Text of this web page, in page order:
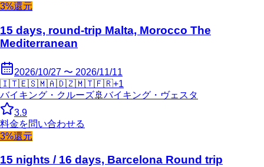
3%還元
15 days, round-trip Malta, Morocco The
Mediterranean
2026/10/27 〜 2026/11/11
🇮🇹🇪🇸🇲🇦🇩🇿🇲🇹🇫🇷+1
バイキング・クルーズ🚢 バイキング・ヴェスタ
3.9
料金を問い合わせる
3%還元
15 nights / 16 days, Barcelona Round trip